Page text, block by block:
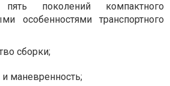
поколений компактного
особенностями транспортного
сборки;
маневренность;